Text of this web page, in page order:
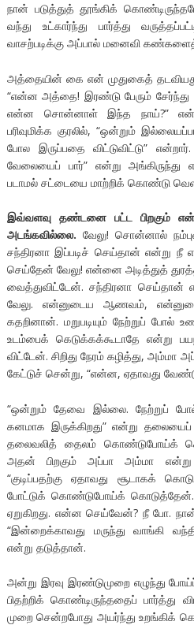
நான் படுத்துத் தூங்கிக்
வந்து உட்கார்ந்து பார்த்து
வாசற்படிக்கு அப்பால் மனைவி கண்களைத்
அத்தையின் கை என் முதுகைத்
“என்ன அத்தை! இரண்டு பேரும் சேர்ந்து
என்ன சொன்னாள் இந்த நாய்?”
பரிவுமிக்க குரலில், “ஒன்றும்
போல இருப்பதை விட்டுவிட்டு”
வேலையைப் பார்” என்று அங்கிருந்து
படாமல் சட்டையை மாற்றிக் கொண்டு
இவ்வளவு தண்டனை பட்ட பிறகும்
அடங்கவில்லை. வேலு! சொன்னால்
சந்திரனா இப்படிச் செய்தான் என்று
செய்தேன் வேலு! என்னை அடித்துத்
வைத்துவிட்டேன். சந்திரனா
வேலு. என்னுடைய ஆணவம்,
கதறினான். மறுபடியும் நேற்றுப் போல்
உடம்பைக் கெடுக்கக்கூடாதே என்று
விட்டேன். சிறிது நேரம் கழித்து, அம்மா
கேட்டுச் சென்று, “என்ன, ஏதாவது
“ஒன்றும் தேவை இல்லை. நேற்றுப்
கனமாக இருக்கிறது” என்று தலையைப்
தலைவலித் தைலம் கொண்டுபோய்க்
அதன் பிறகும் அப்பா அம்மா
“குடிப்பதற்கு ஏதாவது சூடாகக்
போட்டுக் கொண்டுபோய்க் கொடுத்தேன்.
ஏறுகிறது. என்ன செய்வேன்? நீ போ. நான்
“இன்றைக்காவது மருந்து வாங்கி
என்று தடுத்தான்.
அன்று இரவு இரண்டுமுறை எழுந்து
பிதற்றிக் கொண்டிருந்ததைப் பார்த்து
முறை சென்றபோது அயர்ந்து உறங்கிக்